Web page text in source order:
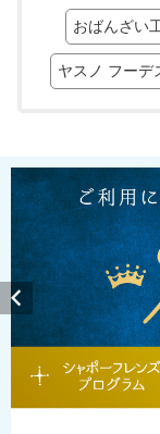
おばんざい
ヤスノ フーデ